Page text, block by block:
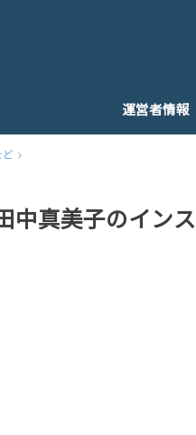
運営者情報
ど
中真美子のイン